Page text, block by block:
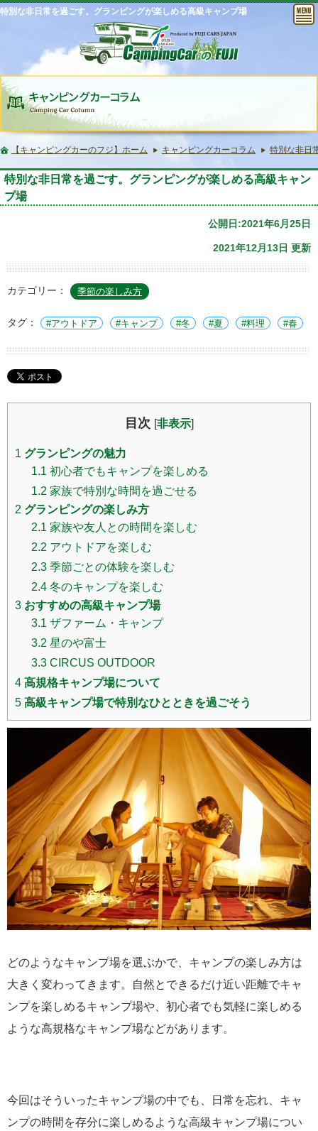
特別な非日常を過ごす。グランピングが楽しめる高級キャンプ場
【キャンピングカーのフジ】ホーム キャンピングカーコラム 特別な非日
特別な非日常を過ごす。グランピングが楽しめる高級キャン
プ場
公開日:2021年6月25日
2021年12月13日 更新
カテゴリー： 季節の楽しみ方
タグ： アウトドア キャンプ 冬 夏 料理 春
目次 [非表示]
1 グランピングの魅力
1.1 初心者でもキャンプを楽しめる
1.2 家族で特別な時間を過ごせる
2 グランピングの楽しみ方
2.1 家族や友人との時間を楽しむ
2.2 アウトドアを楽しむ
2.3 季節ごとの体験を楽しむ
2.4 冬のキャンプを楽しむ
3 おすすめの高級キャンプ場
3.1 ザファーム・キャンプ
3.2 星のや富士
3.3 CIRCUS OUTDOOR
4 高規格キャンプ場について
5 高級キャンプ場で特別なひとときを過ごそう
どのようなキャンプ場を選ぶかで、キャンプの楽しみ方は
大きく変わってきます。自然とできるだけ近い距離でキャ
ンプを楽しめるキャンプ場や、初心者でも気軽に楽しめる
ような高規格なキャンプ場などがあります。
今回はそういったキャンプ場の中でも、日常を忘れ、キャ
ンプの時間を存分に楽しめるような高級キャンプ場につい